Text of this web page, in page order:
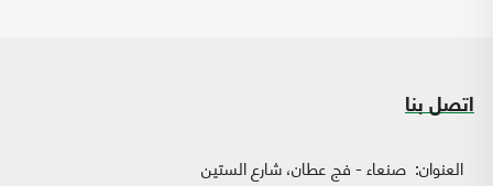
اتصل بنا
العنوان: صنعاء - فج عطان، شارع الستين